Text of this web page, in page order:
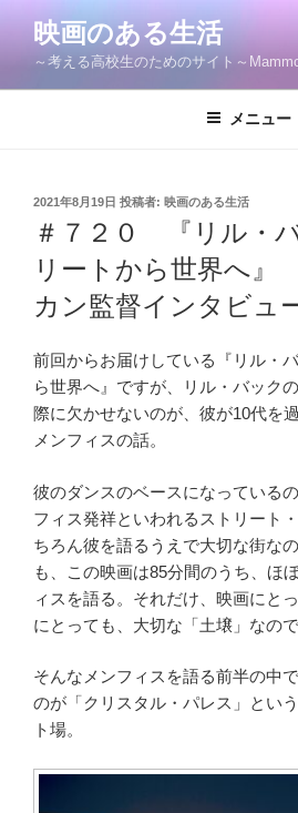
ン
映画のある生活
～考える高校生のためのサイト～
メニュー
投
日:
2021年8月19日 投稿者: 映画のある生活
＃７２０ 『リル・
リートから世界へ
カン監督インタビュ
前回からお届けしている『リル・
ら世界へ』ですが、リル・バック
際に欠かせないのが、彼が10代を
メンフィスの話。
彼のダンスのベースになっている
フィス発祥といわれるストリート
ちろん彼を語るうえで大切な街な
も、この映画は85分間のうち、ほ
ィスを語る。それだけ、映画にと
にとっても、大切な「土壌」なので
そんなメンフィスを語る前半の中
のが「クリスタル・パレス」とい
ト場。